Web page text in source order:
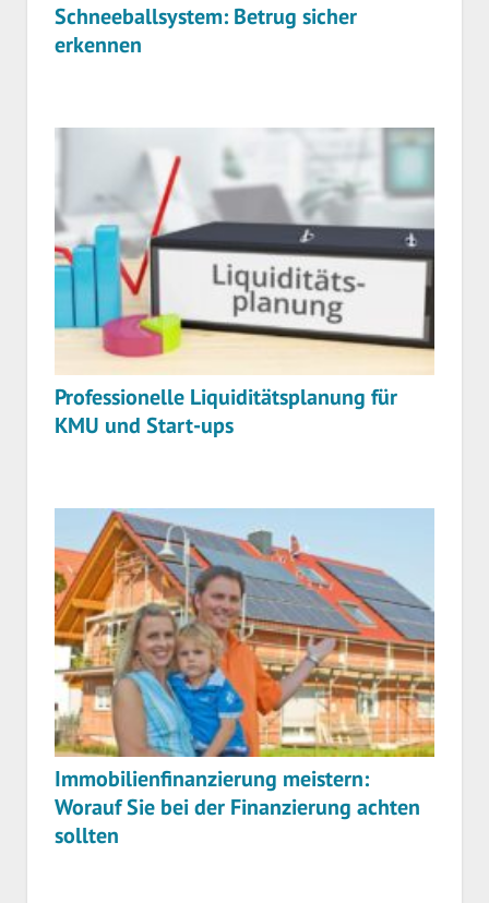
Schneeballsystem: Betrug sicher
erkennen
Professionelle Liquiditätsplanung für
KMU und Start-ups
Immobilienfinanzierung meistern:
Worauf Sie bei der Finanzierung achten
sollten